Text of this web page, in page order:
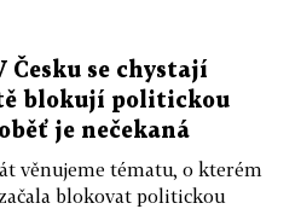
Česku se chystají
blokují politickou
je nečekaná
věnujeme tématu, o kterém
blokovat politickou